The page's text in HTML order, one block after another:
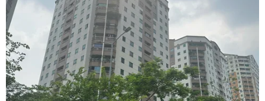
06/08/2026 11:43
Chiến dịch 500 ngày đêm:
Điện Biên hoàn thành gần 90% thu
nhận mẫu ADN thân nhân liệt sỹ
06/08/2026 11:01